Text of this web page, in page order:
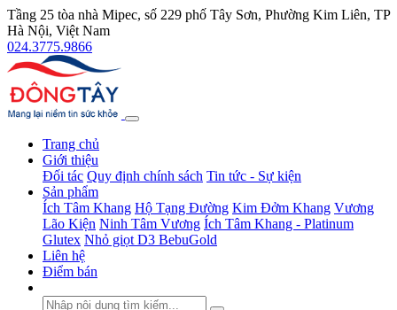
Tầng 25 tòa nhà Mipec, số 229 phố Tây Sơn, Phường Kim Liên, TP
Hà Nội, Việt Nam
024.3775.9866
Trang chủ
Giới thiệu
Đối tác Quy định chính sách Tin tức - Sự kiện
Sản phẩm
Ích Tâm Khang Hộ Tạng Đường Kim Đởm Khang Vương
Lão Kiện Ninh Tâm Vương Ích Tâm Khang - Platinum
Glutex Nhỏ giọt D3 BebuGold
Liên hệ
Điểm bán